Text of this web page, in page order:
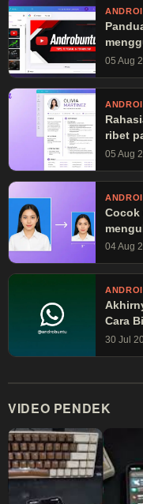
05 Aug
ribet
05 Aug
Cocok
Canva
04 Aug
Cara
30 Jul
VIDEO PENDEK